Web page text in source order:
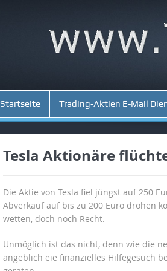
Startseite Trading-Aktien E-Mail
Tesla Aktionäre
Die Aktie von Tesla fiel jüngst auf 250
Abverkauf auf bis zu 200 Euro drohen
wetten, doch noch Recht.
Unmöglich ist das nicht, denn wie die
angeblich eie finanzielles Hilfegesuch